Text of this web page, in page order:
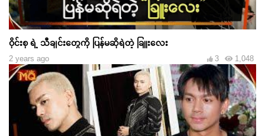
ဝိုင်းစု ရဲ့ သီချင်းတွေကို ပြန်မဆိုရဲတဲ့ ခြူးလေး
2 years ago 1,048
3